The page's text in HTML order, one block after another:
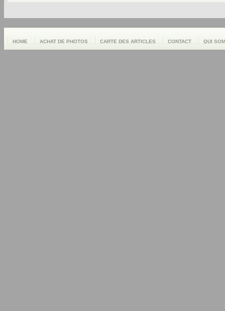
HOME ACHAT DE PHOTOS CARTE DES ARTICLES CONTACT QUI